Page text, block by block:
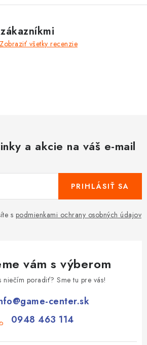
Zobraziť všetky recenzie
a akcie na váš e-mail
s podmienkami ochrany osobných údajov
PRIHLÁSIŤ SA
vám s výberom
niečím poradiť? Sme tu pre vás!
@game-center.sk
0948 463 114